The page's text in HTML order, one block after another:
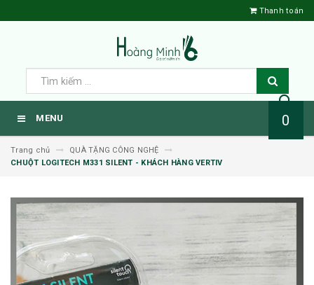
Thanh toán
MENU 0
Trang chủ
QUÀ TẶNG CÔNG NGHỆ
CHUỘT LOGITECH M331 SILENT - KHÁCH HÀNG VERTIV